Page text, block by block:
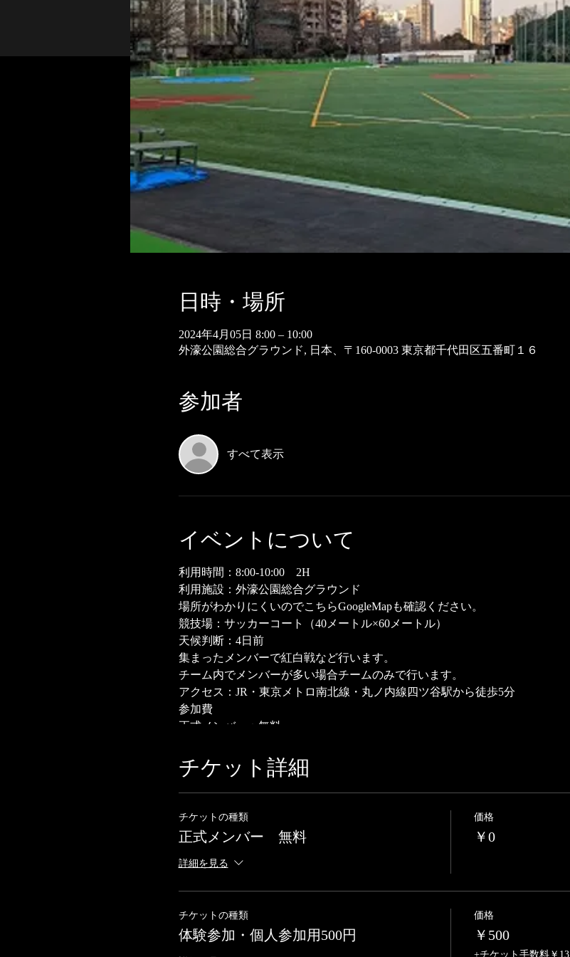
日時・場所
2024年4月05日 8:00 – 10:00
外濠公園総合グラウンド, 日本、〒160-0003 東京都千代田区五番町１６
参加者
すべて表示
イベントについて
利用時間：8:00-10:00 2H
利用施設：外濠公園総合グラウンド
場所がわかりにくいのでこちらGoogleMapも確認ください。
競技場：サッカーコート（40メートル×60メートル）
天候判断：4日前
集まったメンバーで紅白戦など行います。
チーム内でメンバーが多い場合チームのみで行います。
アクセス：JR・東京メトロ南北線・丸ノ内線四ツ谷駅から徒歩5分
参加費
正式メンバー：無料
チケット詳細
チケットの種類
正式メンバー 無料
詳細を見る
価格
￥0
チケットの種類
体験参加・個人参加用500円
価格
￥500
+チケット手数料￥13